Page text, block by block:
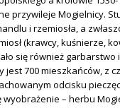
przywileje Mogielnicy.
i rzemiosła, a
(krawcy, kuśnierze,
się również garbarstwo
jest 700 mieszkańców, z
odcisku
wyobrażenie – herbu